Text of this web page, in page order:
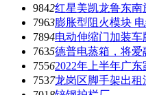
9842红星美凯龙鲁东
7963膨胀型阻火模块
7894电动伸缩门加装车
7635德普电蒸箱，将爱
75562022年上半年广
7537龙岗区脚手架出租